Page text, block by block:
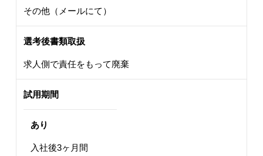
その他（メールにて）
選考後書類取扱
求人側で責任をもって廃棄
試用期間
あり
入社後3ヶ月間